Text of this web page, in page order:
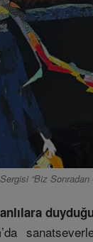
“Biz Sonradan